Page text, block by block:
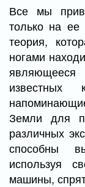
Все мы
только на ее
теория,
ногами
Земли для
различных
способны
используя
машины,